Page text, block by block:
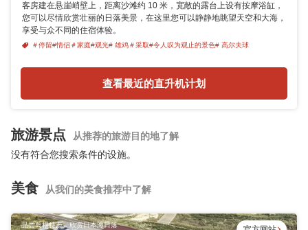
客房建在悬崖峭壁上，距离沙滩约 10 米，宽敞的露台上设有按摩浴缸，
您可以尽情欣赏壮丽的日落美景，在这里您可以静静地眺望天空和大海，
享受与众不同的住宿体验。
＃停留#情侣＃家庭#观光# 雄鸡＃采取#令人叹为观止的景色# 高尔夫球
查看最近的直升机计划
旅游景点
从推荐的旅游目的地了解
没有符合您搜索条件的设施。
美食 从我们的美食推荐中了解
品尝岛根特产，欣赏日本海日落